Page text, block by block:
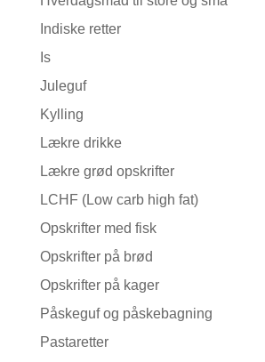
Indiske retter
Is
Juleguf
Kylling
Lækre drikke
Lækre grød opskrifter
LCHF (Low carb high fat)
Opskrifter med fisk
Opskrifter på brød
Opskrifter på kager
Påskeguf og påskebagning
Pastaretter